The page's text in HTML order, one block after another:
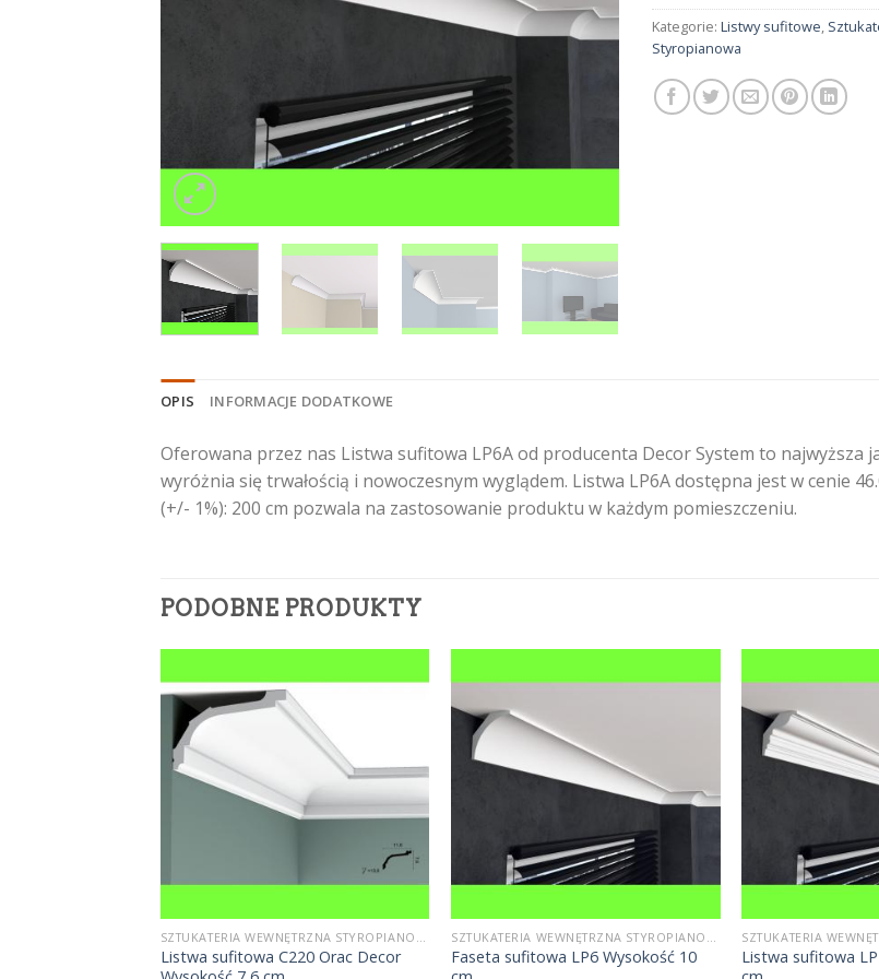
Kategorie: Listwy sufitowe,
Styropianowa
OPIS INFORMACJE DODATKOWE
Oferowana przez nas Listwa sufitowa LP6A od producenta Decor System to najwyższa
wyróżnia się trwałością i nowoczesnym wyglądem. Listwa LP6A dostępna jest w cenie
(+/- 1%): 200 cm pozwala na zastosowanie produktu w każdym pomieszczeniu.
PODOBNE PRODUKTY
SZTUKATERIA WEWNĘTRZNA STYROPIANOWA
Listwa sufitowa C220 Orac Decor
SZTUKATERIA WEWNĘTRZNA STYROPIANOWA
Faseta sufitowa LP6 Wysokość 10
Listwa sufitowa